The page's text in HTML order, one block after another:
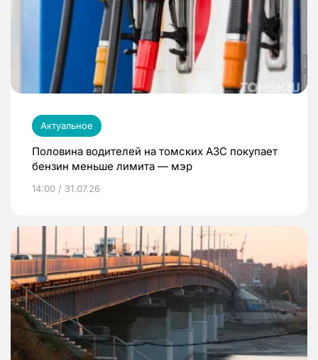
Актуальное
Половина водителей на томских АЗС покупает
бензин меньше лимита — мэр
14:00 / 31.07.26